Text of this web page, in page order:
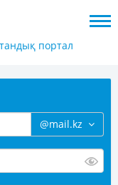
портал
@mail.kz